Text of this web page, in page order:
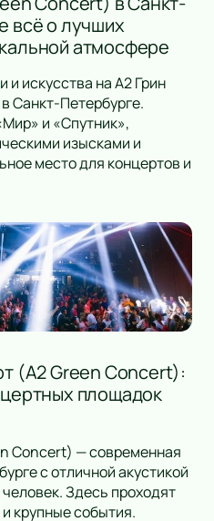
всё о лучших
атмосфере
и искусства на А2 Грин
Санкт-Петербурге.
и «Спутник»,
изысками и
место для концертов и
(A2 Green Concert):
площадок
Concert) — современная
с отличной акустикой
Здесь проходят
крупные события.